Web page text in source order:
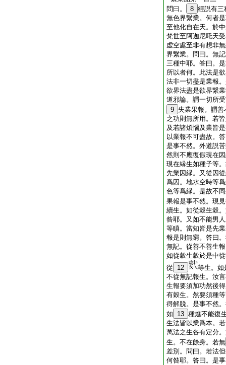
問曰。
8 經説有三
無色界繋業。何者
至他化自在天。於
梵世至阿迦尼吒天
虚空處至非有想非
界繋業。問曰。無
三種中耶。答曰。
所以者何。此法是
法非一切盡是業報
欲界法盡是欲界繋
道邪論。謂一切所
9 失業果報。謂
之功則無所用。若
及若諸煩惱及業皆
以業報不可盡故。
是事不然。外道説
然則不應復假現在
現在縁生如種子等
先業因縁。又從因
爲因。地水空時等
色等爲縁。是故不
果報是事不然。現
續生。如從穀生穀
咎耶。又如不能男
等瞋。當知皆是先
報是則無窮。答曰
無記。從善不善生
如從穀生穀於是中
從
12
等生。如
不從無記報生。汝
生報要須加功然後
有穀生。然要須種
得解脱。是事不然
如
13 種燋不能復
生法皆以業爲本。
萬法之生各有定分
生。不在餘身。若無
差別。問曰。若法
何咎耶。答曰。是